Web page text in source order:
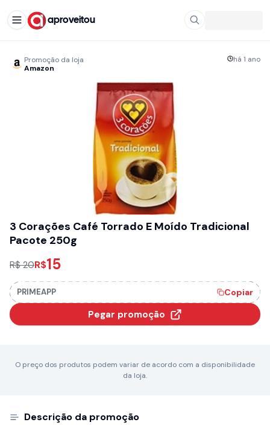
aproveitou
Promoção da loja
Amazon
há 1 ano
3 Corações Café Torrado E Moído Tradicional
Pacote 250g
R$ 20R$15
PRIMEAPP Copiar
Pegar promoção
O preço dos produtos podem variar de acordo com a disponibilidade
da loja.
Descrição da promoção